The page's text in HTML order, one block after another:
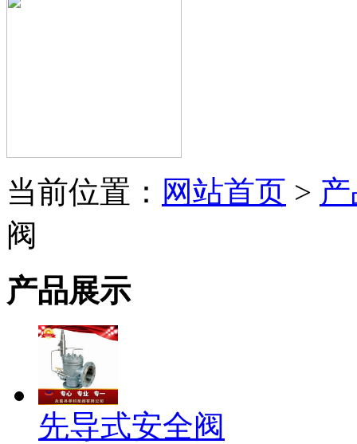
当前位置： 网站首页 >
阀
产品展示
先导式安全阀